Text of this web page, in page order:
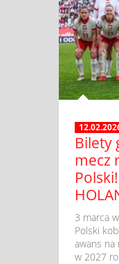
Bilety
mecz
3 marca
Polski
awans na
w 2027